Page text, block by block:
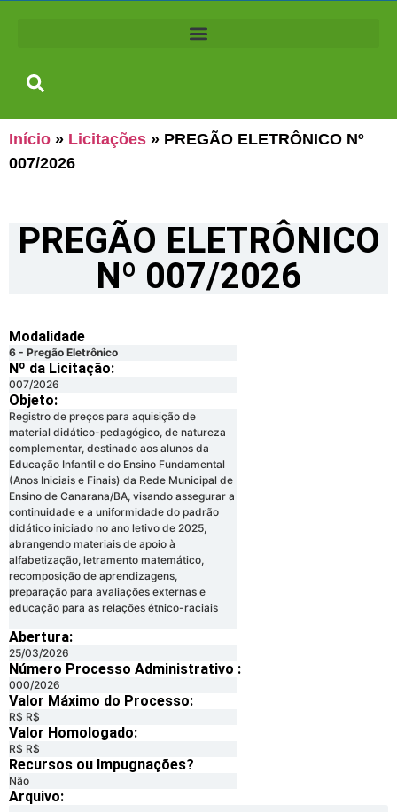
Início » Licitações » PREGÃO ELETRÔNICO Nº
007/2026
PREGÃO ELETRÔNICO
Nº 007/2026
Modalidade
6 - Pregão Eletrônico
Nº da Licitação: ​​
007/2026
Objeto:
Registro de preços para aquisição de
material didático-pedagógico, de natureza
complementar, destinado aos alunos da
Educação Infantil e do Ensino Fundamental
(Anos Iniciais e Finais) da Rede Municipal de
Ensino de Canarana/BA, visando assegurar a
continuidade e a uniformidade do padrão
didático iniciado no ano letivo de 2025,
abrangendo materiais de apoio à
alfabetização, letramento matemático,
recomposição de aprendizagens,
preparação para avaliações externas e
educação para as relações étnico-raciais
Abertura:
25/03/2026
Número Processo Administrativo :
000/2026
Valor Máximo do Processo: ​
R$ R$
Valor Homologado: ​
R$ R$
Recursos ou Impugnações? ​
Não
Arquivo: